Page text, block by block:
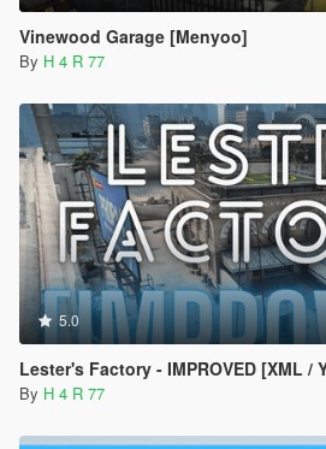
Vinewood Garage [Menyoo]
By H 4 R 77
5.0
Lester's Factory - IMPROVED [XML /
By H 4 R 77